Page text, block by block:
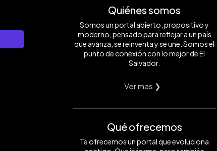
Quiénes somos
Somos un portal abierto, propositivo y
moderno, pensado para reflejar a un país
que avanza, se reinventa y se une. Somos el
punto de conexión con lo mejor de El
Salvador.
Ver mas ❯
Qué ofrecemos
Te ofrecemos un portal que evoluciona